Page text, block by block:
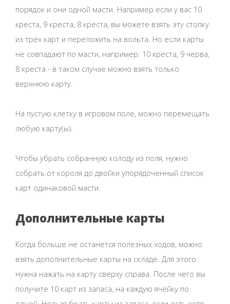
порядок и они одной масти. Например если у вас 10
креста, 9 креста, 8 креста, вы можете взять эту стопку
из трех карт и переложить на вольта. Но если карты
не совпадают по масти, например: 10 креста, 9 черва,
8 креста - в таком случае можно взять только
верхнюю карту.
На пустую клетку в игровом поле, можно перемещать
любую карту(ы).
Чтобы убрать собранную колоду из поля, нужно
собрать от короля до двойки упорядоченный список
карт одинаковой масти.
Дополнительные карты
Когда больше не останется полезных ходов, можно
взять дополнительные карты на складе. Для этого
нужна нажать на карту сверху справа. После чего вы
получите 10 карт из запаса, на каждую ячейку по